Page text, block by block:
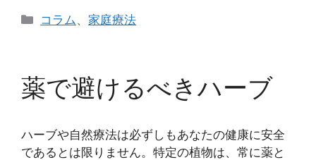
カ
ー
コラム 、 家庭療法
薬で避けるべきハーブ
ハーブや自然療法は必ずしもあなたの健康に安全
であるとは限りません。特定の植物は、常に薬と